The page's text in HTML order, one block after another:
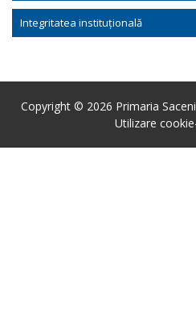
Integritatea instituțională
Copyright © 2026 Primaria
Utilizare